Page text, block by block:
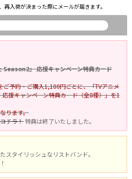
入荷が決まった際にメールが届きます。
』 応援キャンペーン特典カード
予約・ご購入1,100円ごとに、「TVアニメ
援キャンペーン特典カード（全8種）」を1
ります。
チラ！特典は終了いたしました。
スタイリッシュなリストバンド。